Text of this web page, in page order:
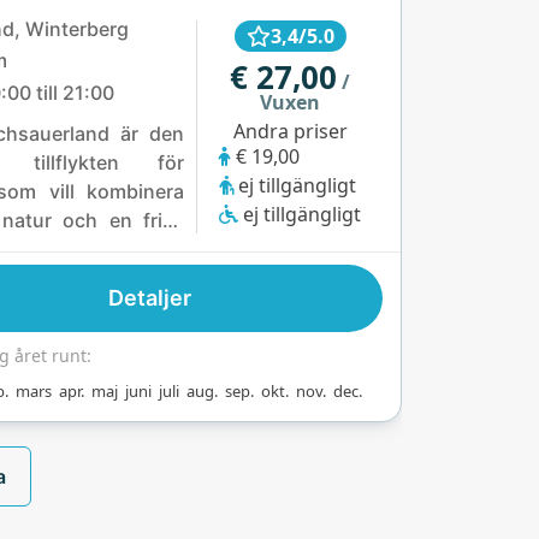
genom
skogar. De små
djur på gården,
avkoppling.
Heide samlar allt
behöver: natur,
och massor av
väntar på att
Winterberg
till 21:00
är den
tillflykten för
vill kombinera
och en frisk
Inbäddat i de
i Tysklands
region, omges
från Center
skogar och dalar
varje
eller cykeltur till
flykt. Mysiga
bergsvibbar gör
som ett hem
3,4/5.0
€ 27,00 /
Vuxen
Andra priser
€ 19,00
ej tillgängligt
ej tillgängligt
Detaljer
året runt:
mars apr. maj juni juli aug. sep. okt. nov. dec.